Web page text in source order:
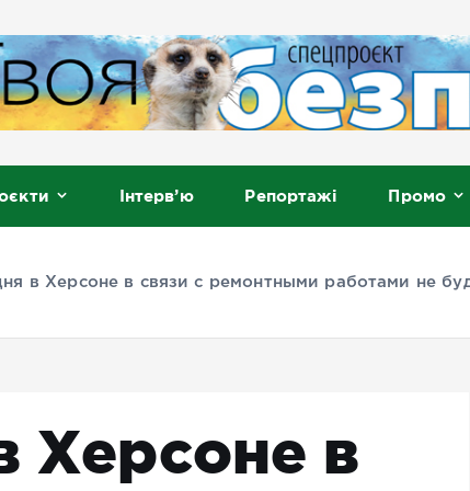
Інтерв’ю Репортажі Промо
в Херсоне в связи с ремонтными работами не
Херсоне в